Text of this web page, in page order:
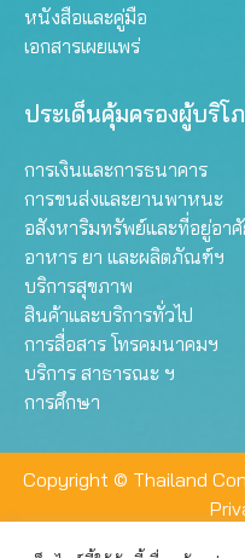
หนังสือและคู่มือ
เอกสารเผยแพร่
ประเด็นคุ้มครองผู้บริโ
การเงินและการธนาคาร
การขนส่งและยานพาหนะ
อสังหาริมทรัพย์และที่อยู่อา
อาหาร ยา และผลิตภัณฑ์ฯ
บริการสุขภาพ
สินค้าและบริการทั่วไป
การสื่อสาร โทรคมนาคมฯ
บริการ สาธารณะ ฯ
การศึกษา
Copyright © Thailand